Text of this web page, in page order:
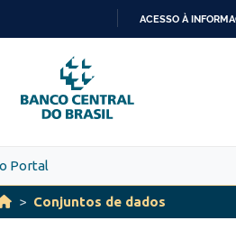
PARA
O
CONTEÚDO
ACESSO À
Portal
Conjuntos de dados